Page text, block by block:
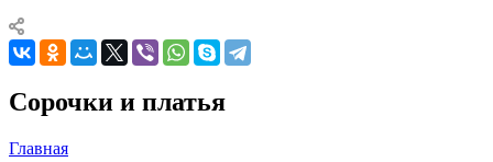
Сорочки и платья
Главная